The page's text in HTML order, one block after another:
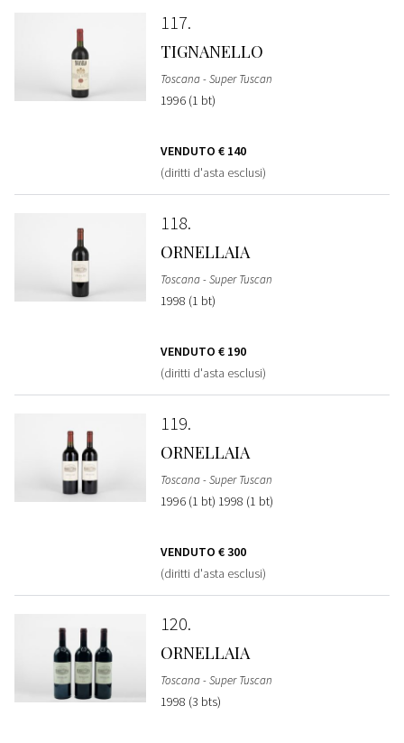
117
TIGNANELLO
Toscana - Super Tuscan
1996 (1 bt)
VENDUTO € 140
(diritti d'asta esclusi)
118
ORNELLAIA
Toscana - Super Tuscan
1998 (1 bt)
VENDUTO € 190
(diritti d'asta esclusi)
119
ORNELLAIA
Toscana - Super Tuscan
1996 (1 bt) 1998 (1 bt)
VENDUTO € 300
(diritti d'asta esclusi)
120
ORNELLAIA
Toscana - Super Tuscan
1998 (3 bts)